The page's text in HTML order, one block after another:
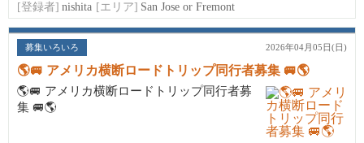
[登録者] nishita [エリア] San Jose or Fremont
募集いろいろ 2026年04月05日(日)
🌎🚐 アメリカ横断ロードトリップ同行者募集 🚐🌎
🌎🚐 アメリカ横断ロードトリップ同行者募
集 🚐🌎